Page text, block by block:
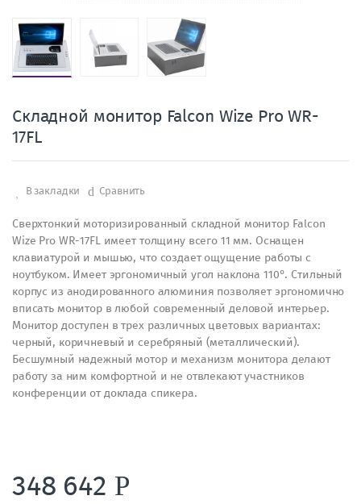
Складной монитор Falcon Wize Pro WR-
17FL
В закладки Сравнить
Сверхтонкий моторизированный складной монитор Falcon
Wize Pro WR-17FL имеет толщину всего 11 мм. Оснащен
клавиатурой и мышью, что создает ощущение работы с
ноутбуком. Имеет эргономичный угол наклона 110°. Стильный
корпус из анодированного алюминия позволяет эргономично
вписать монитор в любой современный деловой интерьер.
Монитор доступен в трех различных цветовых вариантах:
черный, коричневый и серебряный (металлический).
Бесшумный надежный мотор и механизм монитора делают
работу за ним комфортной и не отвлекают участников
конференции от доклада спикера.
348 642 Р